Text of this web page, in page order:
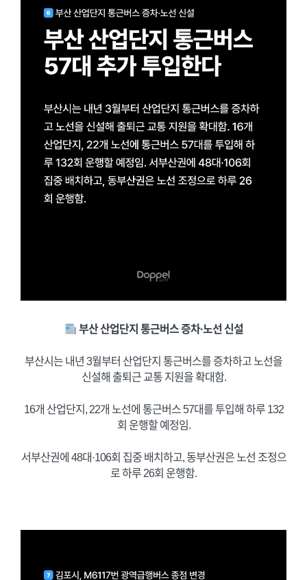
부산 산업단지 통근버스 증차·노선 신설
부산시는 내년 3월부터 산업단지 통근버스를 증차하고 노선을
신설해 출퇴근 교통 지원을 확대함.
16개 산업단지, 22개 노선에 통근버스 57대를 투입해 하루 132
회 운행할 예정임.
서부산권에 48대·106회 집중 배치하고, 동부산권은 노선 조정으
로 하루 26회 운행함.